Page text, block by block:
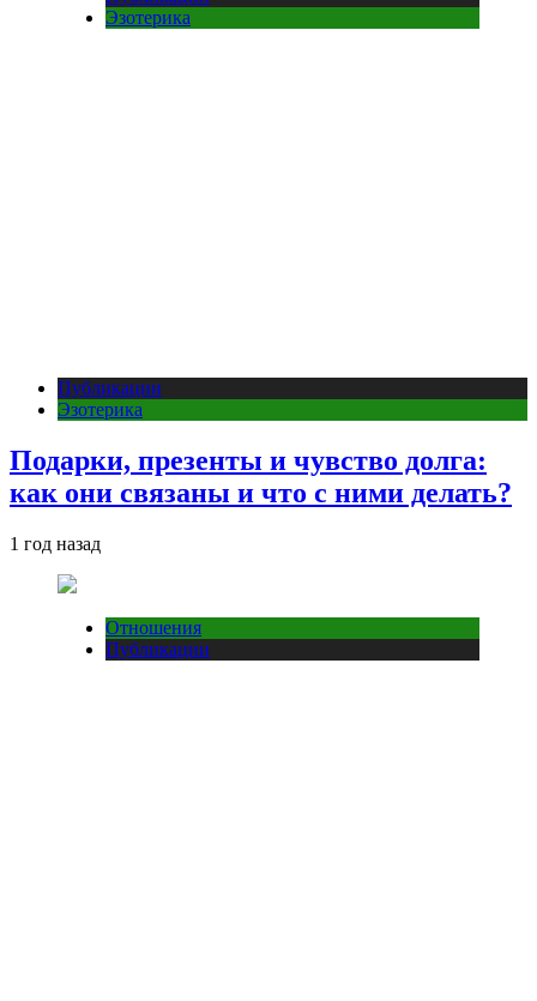
Эзотерика
Публикации
Эзотерика
Подарки, презенты и чувство долга:
как они связаны и что с ними делать?
1 год назад
Отношения
Публикации